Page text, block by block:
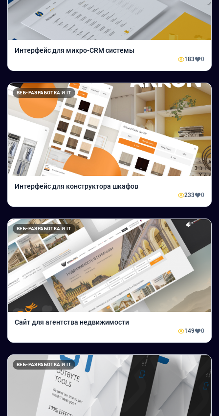
Интерфейс для микро-CRM системы
183 0
ВЕБ-РАЗРАБОТКА И IT
Интерфейс для конструктора шкафов
233 0
ВЕБ-РАЗРАБОТКА И IT
Сайт для агентства недвижимости
149 0
ВЕБ-РАЗРАБОТКА И IT